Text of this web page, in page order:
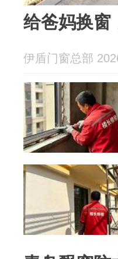
给爸妈换窗
伊盾门窗总部